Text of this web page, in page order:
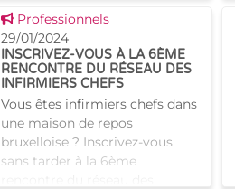
repos et de soins (MRS) vers
un changement de culture
dans l'accuei
Voir cette news
Professionnels
29/01/2024
INSCRIVEZ-VOUS À LA 6ÈME
RENCONTRE DU RÉSEAU DES
INFIRMIERS CHEFS
Vous êtes infirmiers chefs dans
une maison de repos
bruxelloise ? Inscrivez-vous
sans tarder à la 6ème